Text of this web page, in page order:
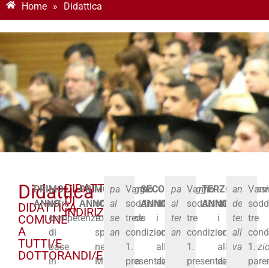
Home » Didattica
Didattica
DIDATTICA
COMUNE
A
TUTTI/E
DOTTORANDI/E
PRIMO
ANNO
–
offre
competenze
di
base
in
DIDATTICA
DI
INDIRIZZO
PRIMO
ANNO
–
offre
formazione
specifica
nella
Macroarea
passaggio
al
secondo
anno
Vanno
soddisfatte
tre
condizioni:
1.
presentazione
SECONDO
ANNO
–
durante
i
soggiorni
all’estero
didattica
passaggio
al
terzo
anno
Vanno
soddisfatte
tre
condizioni:
1.
presentazione
TERZO
ANNO
–
durante
i
soggiorni
all’estero
didattica
della
tesi
alla
tre
1.